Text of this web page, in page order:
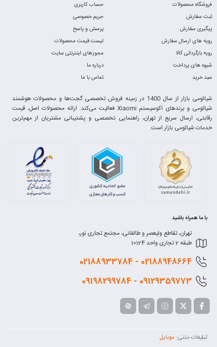
فروشگاه محصولات
ثبت سفارش
پیگیری سفارش
رویه های ارسال سفارش
رویه بازگردانی کالا
شیوه های پرداخت
سبد خرید
حساب کاربری
حریم خصوصی
پرسش و پاسخ
لیست قیمت محصولات
مجوزهای اینترنتی سایت
درباره ما
تماس با ما
شیائومی بازار از سال 1400 در زمینه فروش تخصصی گجت‌ها و محصولات هوشمند
شیائومی و برندهای اکوسیستم Xiaomi فعالیت می‌کند. ارائه محصولات اصل، قیمت
رقابتی، ارسال سریع از تهران، راهنمایی تخصصی و پشتیبانی مشتریان از مهم‌ترین
خدمات شیائومی بازار است.
با ما همراه باشید
تهران، تقاطع ولیعصر و طالقانی، مجتمع تجاری نور،
طبقه 2 تجاری واحد 10124
02188948664 - 02188933784
09129359773 - 09198299784
تبلیغات متنی: موبایل